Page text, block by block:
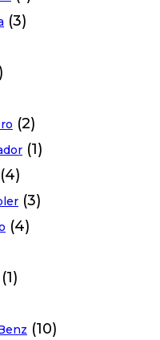
(3)
(2)
(1)
(4)
(3)
(4)
(1)
(10)